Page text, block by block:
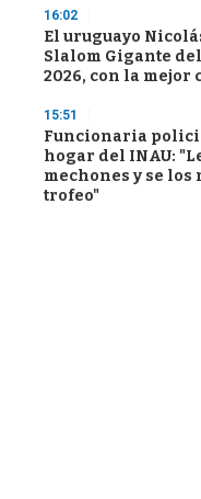
16:02
El uruguayo
Slalom Gigante
2026, con la mejor
15:51
Funcionaria
hogar del INAU:
mechones y se los
trofeo"